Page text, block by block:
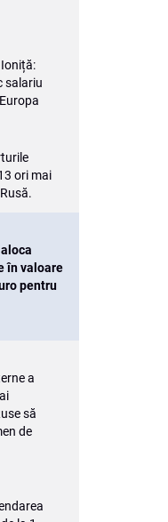
salariu
ori mai
în valoare
pentru
a
să
de